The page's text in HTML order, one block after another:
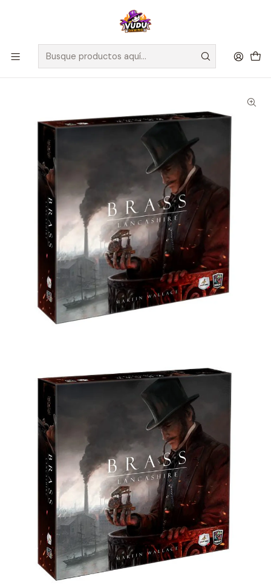
🚀 ¡Despachamos a todo Chile! Envío GRATIS a Regiones sobre
$100.000 y a RM sobre $35.000
Inicio Juegos de Mesa Editorial Maldito Games
Brass: Lancashire - Español